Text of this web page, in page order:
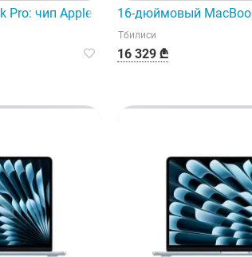
новым чипом Apple M5.
чип Apple M5 Pro с 18-ядерным
16-дюймовый
Тбилиси
16 329 ₾